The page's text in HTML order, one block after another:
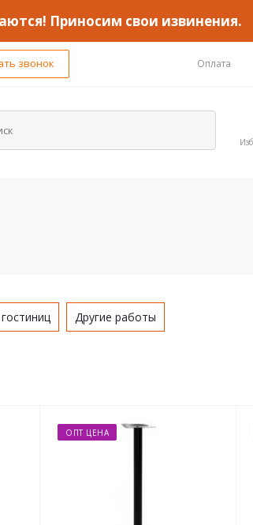
Приносим свои извинения.
звонок Оплата
Другие работы
ОПТ ЦЕНА